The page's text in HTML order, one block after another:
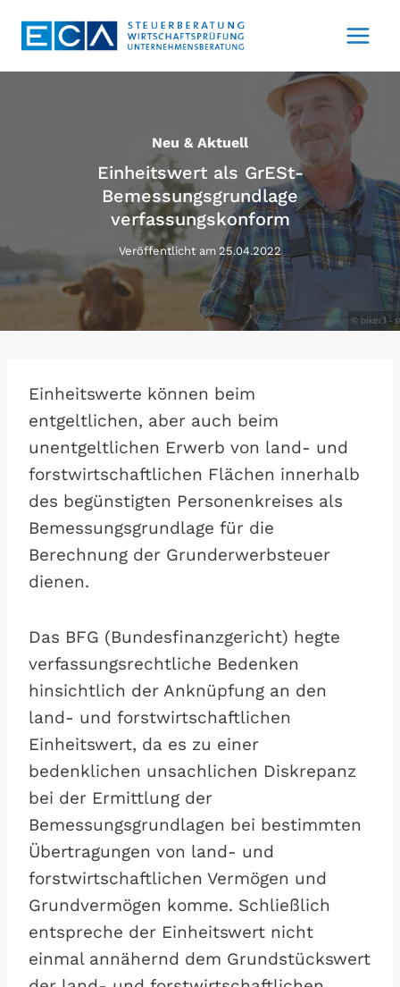
Inhalt
Neu & Aktuell
Einheitswert als GrESt-
Bemessungsgrundlage
verfassungskonform
Veröffentlicht am 25.04.2022
Einheitswerte können beim
entgeltlichen, aber auch beim
unentgeltlichen Erwerb von land- und
forstwirtschaftlichen Flächen innerhalb
des begünstigten Personenkreises als
Bemessungsgrundlage für die
Berechnung der Grunderwerbsteuer
dienen.
Das BFG (Bundesfinanzgericht) hegte
verfassungsrechtliche Bedenken
hinsichtlich der Anknüpfung an den
land- und forstwirtschaftlichen
Einheitswert, da es zu einer
bedenklichen unsachlichen Diskrepanz
bei der Ermittlung der
Bemessungsgrundlagen bei bestimmten
Übertragungen von land- und
forstwirtschaftlichen Vermögen und
Grundvermögen komme. Schließlich
entspreche der Einheitswert nicht
einmal annähernd dem Grundstückswert